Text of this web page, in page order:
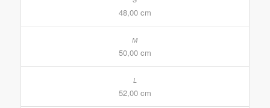
48,00 cm
50,00 cm
52,00 cm